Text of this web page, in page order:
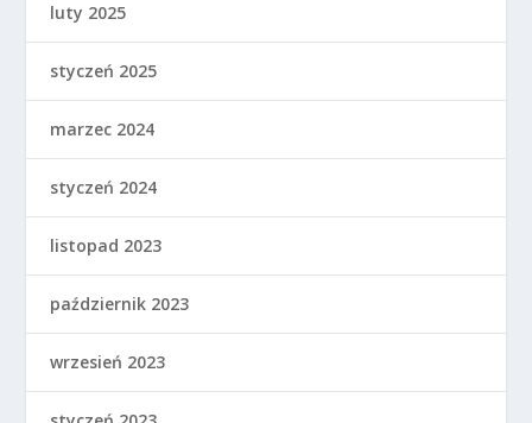
luty 2025
styczeń 2025
marzec 2024
styczeń 2024
listopad 2023
październik 2023
wrzesień 2023